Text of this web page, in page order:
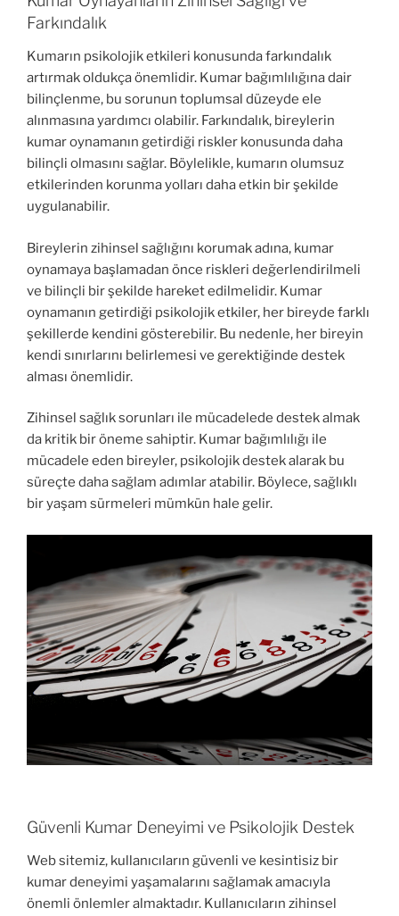
Farkındalık
Kumarın psikolojik etkileri konusunda farkındalık
artırmak oldukça önemlidir. Kumar bağımlılığına dair
bilinçlenme, bu sorunun toplumsal düzeyde ele
alınmasına yardımcı olabilir. Farkındalık, bireylerin
kumar oynamanın getirdiği riskler konusunda daha
bilinçli olmasını sağlar. Böylelikle, kumarın olumsuz
etkilerinden korunma yolları daha etkin bir şekilde
uygulanabilir.
Bireylerin zihinsel sağlığını korumak adına, kumar
oynamaya başlamadan önce riskleri değerlendirilmeli
ve bilinçli bir şekilde hareket edilmelidir. Kumar
oynamanın getirdiği psikolojik etkiler, her bireyde farklı
şekillerde kendini gösterebilir. Bu nedenle, her bireyin
kendi sınırlarını belirlemesi ve gerektiğinde destek
alması önemlidir.
Zihinsel sağlık sorunları ile mücadelede destek almak
da kritik bir öneme sahiptir. Kumar bağımlılığı ile
mücadele eden bireyler, psikolojik destek alarak bu
süreçte daha sağlam adımlar atabilir. Böylece, sağlıklı
bir yaşam sürmeleri mümkün hale gelir.
Güvenli Kumar Deneyimi ve Psikolojik Destek
Web sitemiz, kullanıcıların güvenli ve kesintisiz bir
kumar deneyimi yaşamalarını sağlamak amacıyla
önemli önlemler almaktadır. Kullanıcıların zihinsel